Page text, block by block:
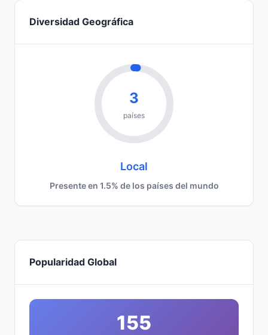
Diversidad Geográfica
3
países
Local
Presente en 1.5% de los países del mundo
Popularidad Global
155